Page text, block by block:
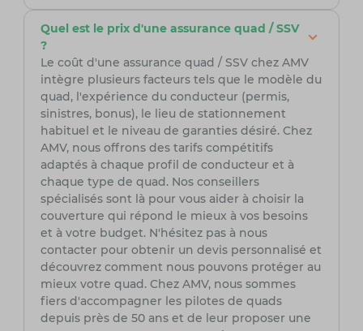
Quel est le prix d'une assurance quad / SSV
?
Le coût d'une assurance quad / SSV chez AMV
intègre plusieurs facteurs tels que le modèle du
quad, l'expérience du conducteur (permis,
sinistres, bonus), le lieu de stationnement
habituel et le niveau de garanties désiré. Chez
AMV, nous offrons des tarifs compétitifs
adaptés à chaque profil de conducteur et à
chaque type de quad. Nos conseillers
spécialisés sont là pour vous aider à choisir la
couverture qui répond le mieux à vos besoins
et à votre budget. N'hésitez pas à nous
contacter pour obtenir un devis personnalisé et
découvrez comment nous pouvons protéger au
mieux votre quad. Chez AMV, nous sommes
fiers d'accompagner les pilotes de quads
depuis près de 50 ans et de leur proposer une